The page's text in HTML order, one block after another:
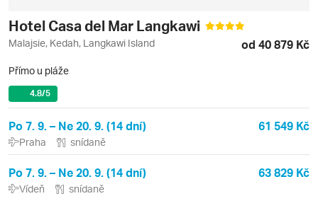
Hotel Casa del Mar Langkawi
Malajsie, Kedah, Langkawi Island od 40 879 Kč
Přímo u pláže
4.8/5
Po 7. 9. – Ne 20. 9. (14 dní) 61 549 Kč
Praha snídaně
Po 7. 9. – Ne 20. 9. (14 dní) 63 829 Kč
Vídeň snídaně